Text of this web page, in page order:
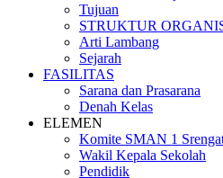
Tujuan
STRUKTUR
Arti Lambang
Sejarah
FASILITAS
Sarana dan Prasarana
Denah Kelas
ELEMEN
Komite SMAN 1
Wakil Kepala Sekolah
Pendidik